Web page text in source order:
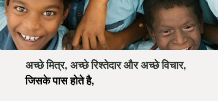
अच्छे मित्र, अच्छे रिश्तेदार और अच्छे विचार,
जिसके पास होते है,